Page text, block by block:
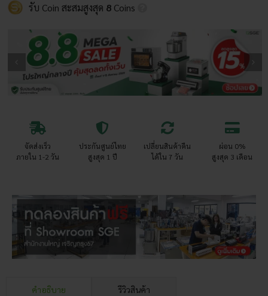
รับ Coin สะสมสูงสุด 8 Coins
จัดส่งเร็ว
ภายใน 1-2 วัน
ประกันศูนย์ไทย
สูงสุด 1 ปี
เปลี่ยนสินค้าคืน
ได้ใน 7 วัน
ผ่อน 0%
สูงสุด 3 เดือน
คำอธิบาย รีวิวสินค้า